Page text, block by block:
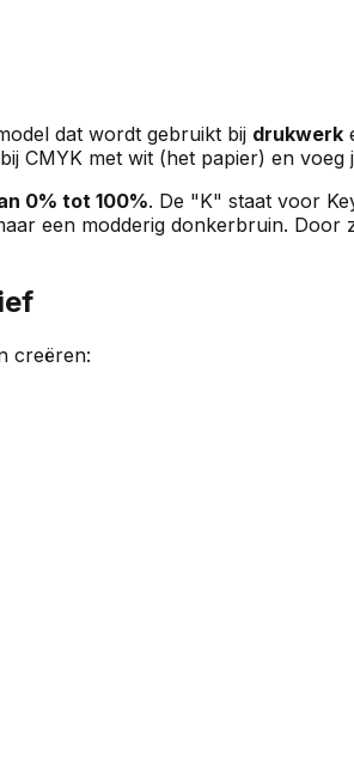
dat wordt gebruikt bij drukwerk
CMYK met wit (het papier) en
0% tot 100%. De "K" staat voor
een modderig donkerbruin.
creëren: